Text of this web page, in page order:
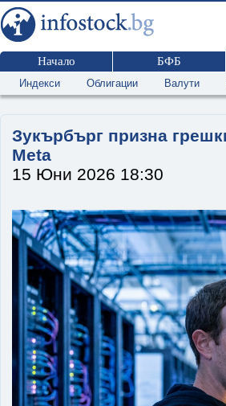
Начало БФБ
Индекси Облигации Валути
Зукърбърг призна
Meta
15 Юни 2026 18:30